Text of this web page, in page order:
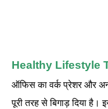
Healthy Lifestyle
ऑफिस का वर्क प्रेशर और
पूरी तरह से बिगाड़ दिया